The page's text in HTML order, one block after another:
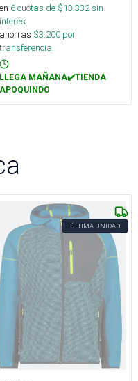
en 6cuotas de $13.332sin
interés
ahorras $3.200 por
transferencia.
LLEGA MAÑANA✔️TIENDA
APOQUINDO
ÚLTIMA UNIDAD